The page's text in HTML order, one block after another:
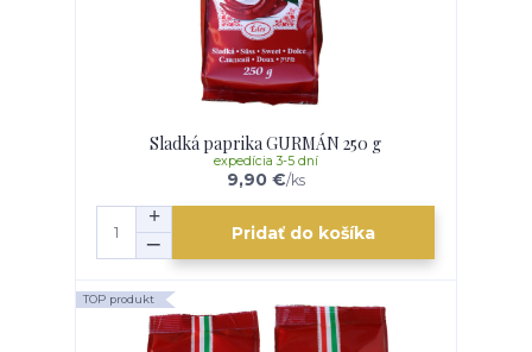
Sladká paprika GURMÁN 250 g
9,90 €/ks
expedícia 3-5 dní
Pridať do košíka
TOP produkt